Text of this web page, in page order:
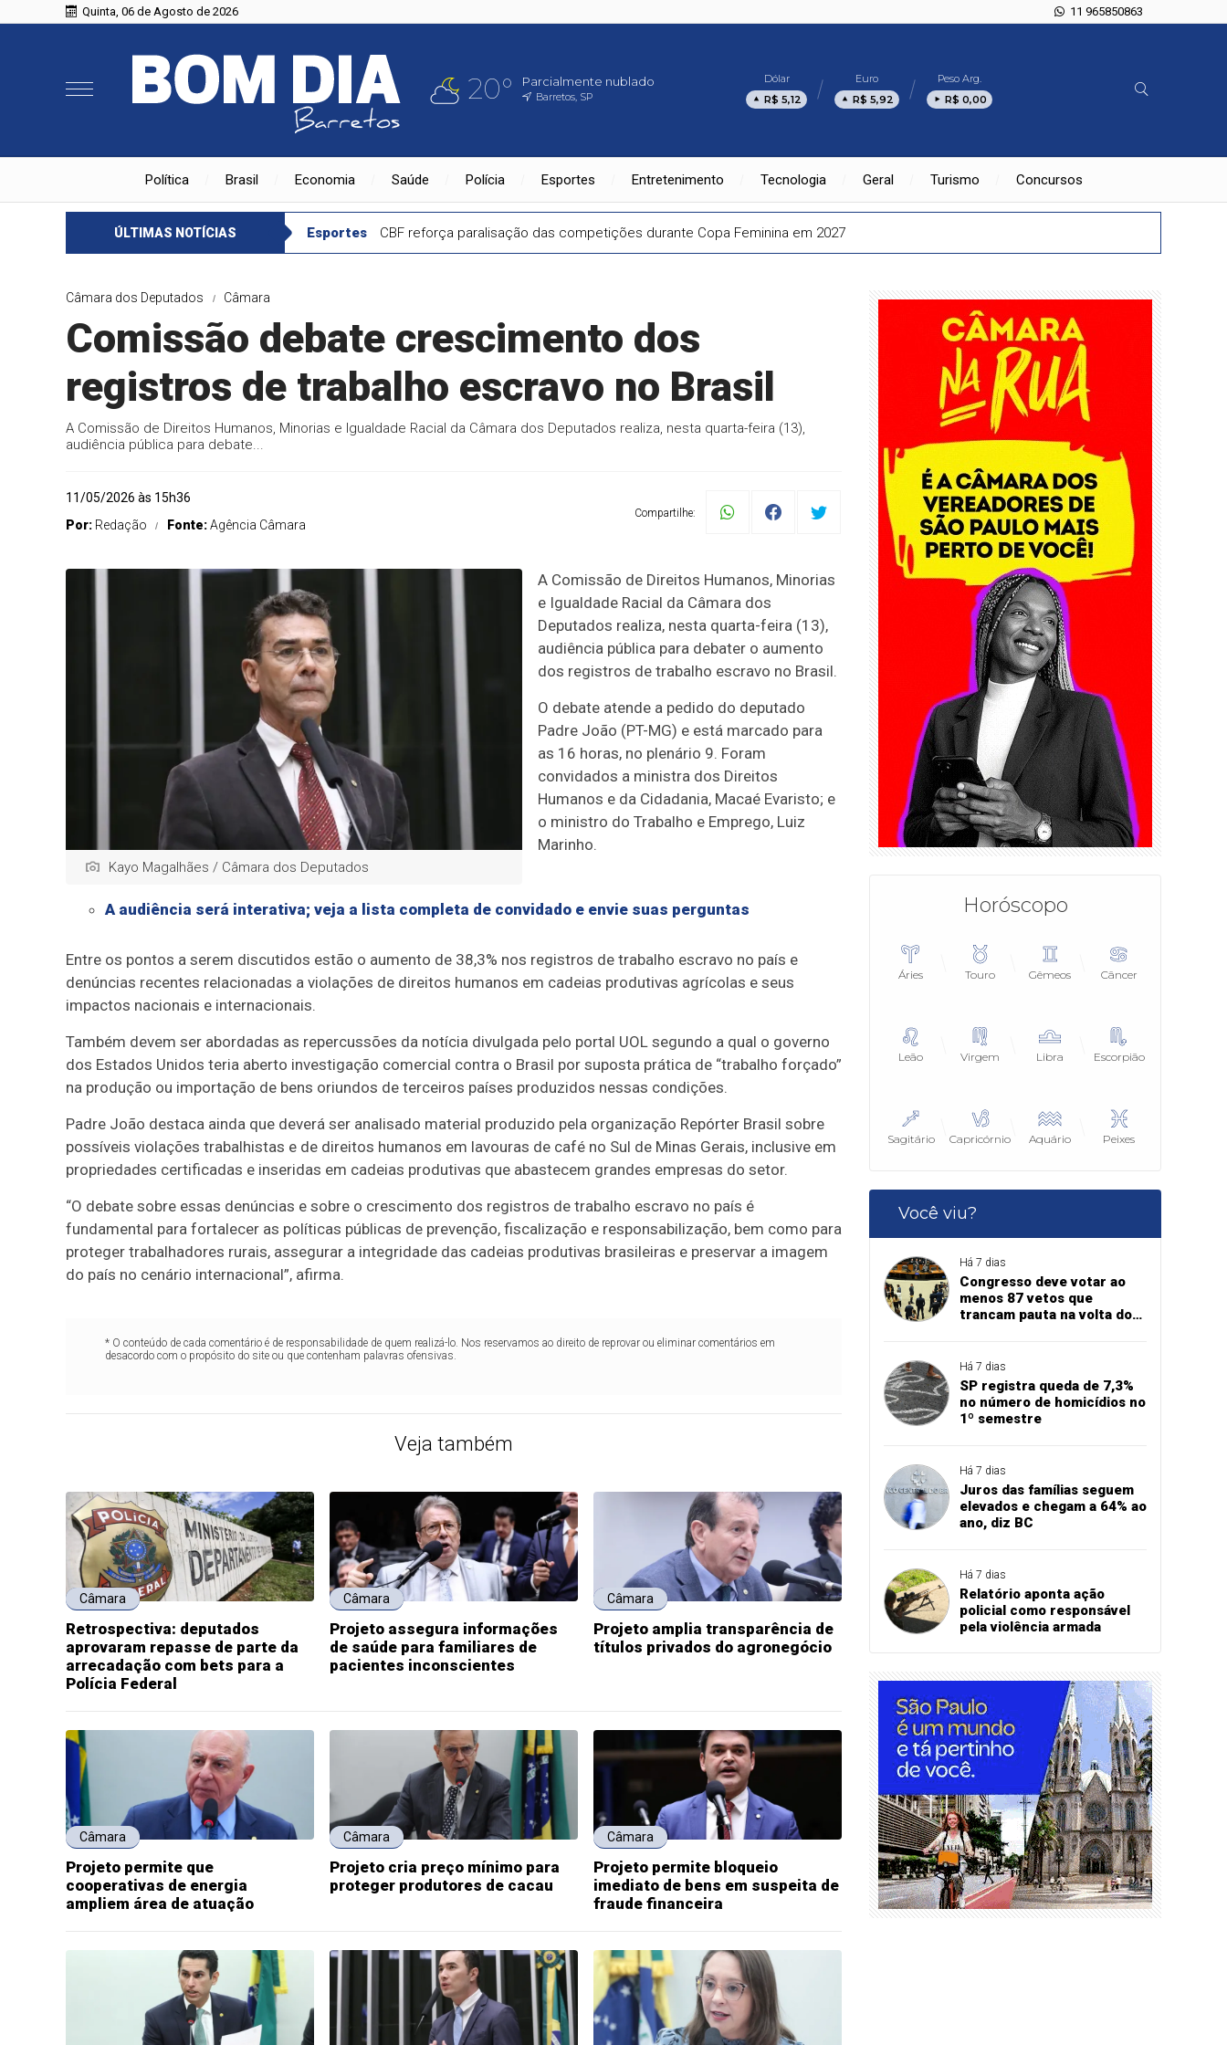
Quinta, 06 de Agosto de 2026 11 965850863
20° Parcialmente nublado
Barretos, SP
Dólar
R$ 5,12
Euro
R$ 5,92
Peso Arg.
R$ 0,00
Política Brasil Economia Saúde Polícia Esportes Entretenimento Tecnologia Geral Turismo Concursos
ÚLTIMAS NOTÍCIAS Esportes CBF reforça paralisação das competições durante Copa Feminina em 2027
Câmara dos Deputados Câmara
Comissão debate crescimento dos
registros de trabalho escravo no Brasil
A Comissão de Direitos Humanos, Minorias e Igualdade Racial da Câmara dos Deputados realiza, nesta quarta-feira (13),
audiência pública para debate...
11/05/2026 às 15h36
Por: Redação Fonte:Agência Câmara
Compartilhe:
Kayo Magalhães / Câmara dos Deputados
A Comissão de Direitos Humanos, Minorias
e Igualdade Racial da Câmara dos
Deputados realiza, nesta quarta-feira (13),
audiência pública para debater o aumento
dos registros de trabalho escravo no Brasil.
O debate atende a pedido do deputado
Padre João (PT-MG) e está marcado para
as 16 horas, no plenário 9. Foram
convidados a ministra dos Direitos
Humanos e da Cidadania, Macaé Evaristo; e
o ministro do Trabalho e Emprego, Luiz
Marinho.
A audiência será interativa; veja a lista completa de convidado e envie suas perguntas
Entre os pontos a serem discutidos estão o aumento de 38,3% nos registros de trabalho escravo no país e
denúncias recentes relacionadas a violações de direitos humanos em cadeias produtivas agrícolas e seus
impactos nacionais e internacionais.
Também devem ser abordadas as repercussões da notícia divulgada pelo portal UOL segundo a qual o governo
dos Estados Unidos teria aberto investigação comercial contra o Brasil por suposta prática de “trabalho forçado”
na produção ou importação de bens oriundos de terceiros países produzidos nessas condições.
Padre João destaca ainda que deverá ser analisado material produzido pela organização Repórter Brasil sobre
possíveis violações trabalhistas e de direitos humanos em lavouras de café no Sul de Minas Gerais, inclusive em
propriedades certificadas e inseridas em cadeias produtivas que abastecem grandes empresas do setor.
“O debate sobre essas denúncias e sobre o crescimento dos registros de trabalho escravo no país é
fundamental para fortalecer as políticas públicas de prevenção, fiscalização e responsabilização, bem como para
proteger trabalhadores rurais, assegurar a integridade das cadeias produtivas brasileiras e preservar a imagem
do país no cenário internacional”, afirma.
* O conteúdo de cada comentário é de responsabilidade de quem realizá-lo. Nos reservamos ao direito de reprovar ou eliminar comentários em
desacordo com o propósito do site ou que contenham palavras ofensivas.
Veja também
Câmara
Retrospectiva: deputados
aprovaram repasse de parte da
arrecadação com bets para a
Polícia Federal
Câmara
Projeto assegura informações
de saúde para familiares de
pacientes inconscientes
Câmara
Projeto amplia transparência de
títulos privados do agronegócio
Câmara
Projeto permite que
cooperativas de energia
ampliem área de atuação
Câmara
Projeto cria preço mínimo para
proteger produtores de cacau
Câmara
Projeto permite bloqueio
imediato de bens em suspeita de
fraude financeira
Horóscopo
Áries Touro Gêmeos Câncer
Leão Virgem Libra Escorpião
Sagitário Capricórnio Aquário Peixes
Você viu?
Há 7 dias
Congresso deve votar ao
menos 87 vetos que
trancam pauta na volta do
Há 7 dias
SP registra queda de 7,3%
no número de homicídios no
1º semestre
Há 7 dias
Juros das famílias seguem
elevados e chegam a 64% ao
ano, diz BC
Há 7 dias
Relatório aponta ação
policial como responsável
pela violência armada